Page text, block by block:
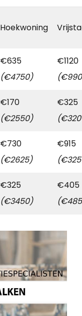
Hoekwoning
€635
(€4750)
€1120
€170
(€2550)
€325
€730
(€2625)
€915
€325
(€3450)
€405